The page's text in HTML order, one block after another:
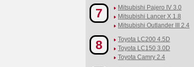
7
Mitsubishi Pajero IV 3.0
Mitsubishi Lancer X 1.8
Mitsubishi Outlander III 2.4
8
Toyota LC200 4.5D
Toyota LC150 3.0D
Toyota Camry 2.4